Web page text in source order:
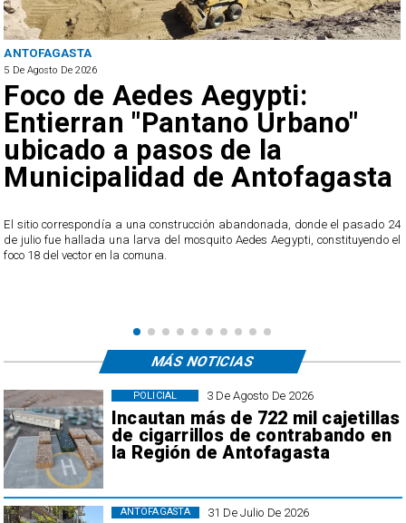
ANTOFAGASTA
5 De Agosto De 2026
Foco de Aedes Aegypti:
Entierran "Pantano Urbano"
ubicado a pasos de la
Municipalidad de Antofagasta
El sitio correspondía a una construcción abandonada, donde el pasado 24
de julio fue hallada una larva del mosquito Aedes Aegypti, constituyendo el
foco 18 del vector en la comuna.
3 De Agosto De 2026
Incautan más de 722 mil cajetillas
de cigarrillos de contrabando en
la Región de Antofagasta
POLICIAL
31 De Julio De 2026
ANTOFAGASTA
MÁS NOTICIAS